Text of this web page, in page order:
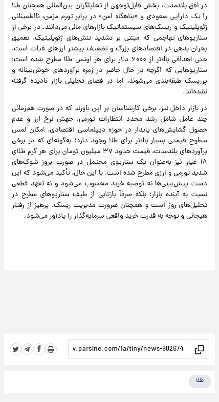
در افق بلندمدت، بخش قابل‌توجهی از تحلیلگران بین‌المللی همچنان طلا
را یک دارایی صعودی و «پناهگاه امن» در برابر تورم مزمن، نااطمینانی
ژئوپلیتیک و ریسک‌های سیستماتیک بازارهای مالی می‌دانند. در برخی از
سناریوهای تهاجمی که مبتنی بر تشدید تنش‌های ژئوپلیتیک، تعمیق
بحران بدهی در اقتصادهای بزرگ و تضعیف بیشتر ارزهای فیات است،
حتی اهدافی بالاتر از ۶۰۰۰ دلار برای هر اونس طلا مطرح شده است؛
سناریوهایی که اگرچه در حال حاضر در زمره برآوردهای خوش‌بینانه و
پرریسک طبقه‌بندی می‌شوند، اما در فضای تحلیلی بازار نادیده گرفته
نشده‌اند.
در بازار داخل نیز، برخی کارشناسان بر این باورند که در صورت هم‌زمانی
چند عامل شامل رشد مجدد انتظارات تورمی، جهش نرخ ارز و عدم
حصول گشایش‌های پایدار در حوزه دیپلماسی اقتصادی، امکان لمس
سطوح قیمتی بسیار بالاتر برای طلا وجود دارد؛ به‌گونه‌ای که در برخی
برآوردهای بلندمدت، قیمت حدود ۳۷ میلیون تومان برای هر گرم طلای
۱۸ عیار نیز به‌عنوان یک سناریوی محتمل در صورت بروز شوک‌های
شدید تورمی و ارزی مطرح شده است. با این حال، تأکید می‌شود که این
دست پیش‌بینی‌ها نه توصیه خرید محسوب می‌شود و نه تعهد قطعی
نسبت به آینده بازار؛ بلکه صرفاً بازتابی از طیف سناریوهای مطرح در
تحلیل‌های روز است و همچنان ضرورت مدیریت ریسک، پرهیز از رفتار
هیجانی و توجه به قدرت خرید واقعی سرمایه‌گذار را یادآور می‌شود.
طلا